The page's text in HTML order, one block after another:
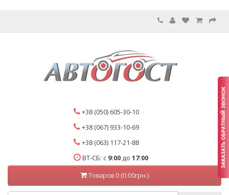
+38 (050) 605-30-10
+38 (067) 933-10-69
+38 (063) 117-21-88
ВТ-СБ: с 9:00 до 17:00
Товаров 0 (0.00грн.)